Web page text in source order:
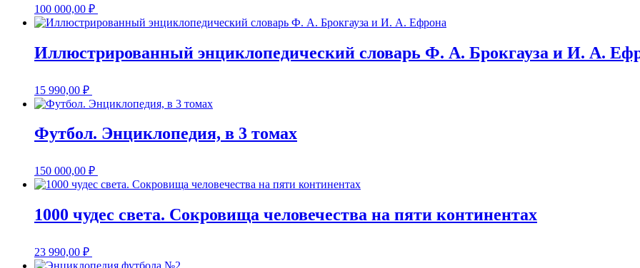
100 000,00 ₽
Иллюстрированный энциклопедический словарь Ф. А. Брокгауза и И. А.
15 990,00 ₽
Футбол. Энциклопедия, в 3 томах
150 000,00 ₽
1000 чудес света. Сокровища человечества на пяти континентах
23 990,00 ₽